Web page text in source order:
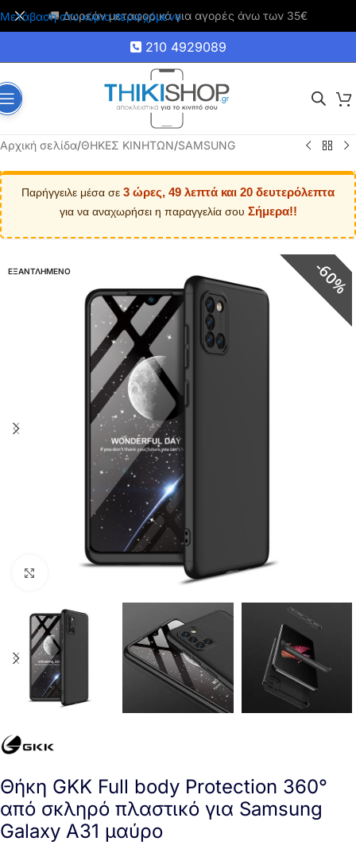
Μετάβαση στο κύριο περιεχόμενο
🚚 Δωρεάν μεταφορικά για αγορές άνω των 35€
210 4929089
Αρχική σελίδα/ΘΗΚΕΣ ΚΙΝΗΤΩΝ/SAMSUNG
Παρήγγειλε μέσα σε 3 ώρες, 49 λεπτά και 19 δευτερόλεπτα
για να αναχωρήσει η παραγγελία σου Σήμερα!!
ΕΞΑΝΤΛΗΜΕΝΟ 60%
Θήκη GKK Full body Protection 360°
από σκληρό πλαστικό για Samsung
Galaxy A31 μαύρο